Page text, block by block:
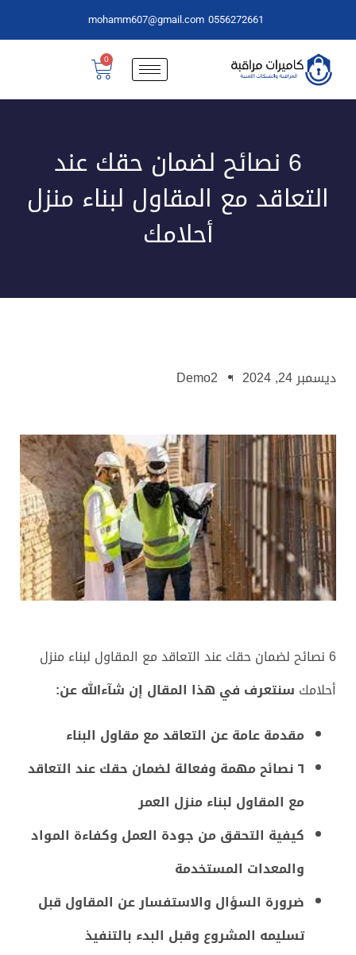
0556272661
mohamm607@gmail.com
0
6 نصائح لضمان حقك عند
التعاقد مع المقاول لبناء منزل
أحلامك
ديسمبر 24, 2024 Demo2
6 نصائح لضمان حقك عند التعاقد مع المقاول لبناء منزل
أحلامك سنتعرف في هذا المقال إن شآءالله عن:
مقدمة عامة عن التعاقد مع مقاول البناء
٦ نصائح مهمة وفعالة لضمان حقك عند التعاقد
مع المقاول لبناء منزل العمر
كيفية التحقق من جودة العمل وكفاءة المواد
والمعدات المستخدمة
ضرورة السؤال والاستفسار عن المقاول قبل
تسليمه المشروع وقبل البدء بالتنفيذ